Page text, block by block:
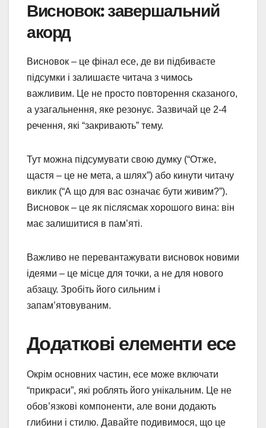
Висновок: завершальний
акорд
Висновок – це фінал есе, де ви підбиваєте
підсумки і залишаєте читача з чимось
важливим. Це не просто повторення сказаного,
а узагальнення, яке резонує. Зазвичай це 2-4
речення, які “закривають” тему.
Тут можна підсумувати свою думку (“Отже,
щастя – це не мета, а шлях”) або кинути читачу
виклик (“А що для вас означає бути живим?”).
Висновок – це як післясмак хорошого вина: він
має залишитися в пам’яті.
Важливо не перевантажувати висновок новими
ідеями – це місце для точки, а не для нового
абзацу. Зробіть його сильним і
запам’ятовуваним.
Додаткові елементи есе
Окрім основних частин, есе може включати
“прикраси”, які роблять його унікальним. Це не
обов’язкові компоненти, але вони додають
глибини і стилю. Давайте подивимося, що це